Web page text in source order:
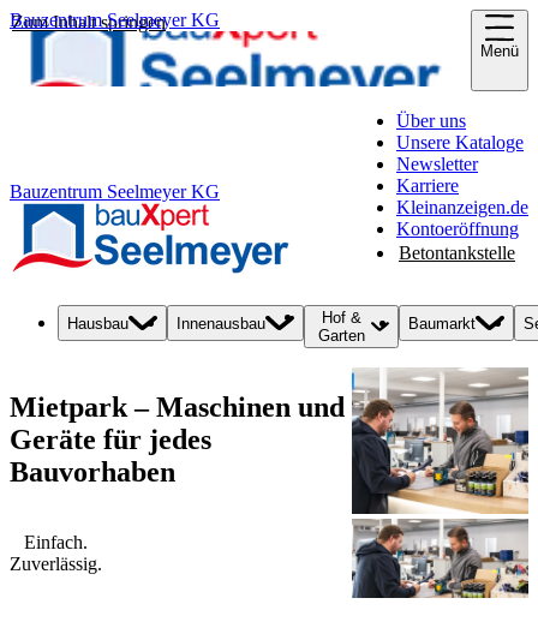
Zum Inhalt springen
Bauzentrum Seelmeyer KG
Menü
Bauzentrum Seelmeyer KG
Über uns
Unsere Kataloge
Newsletter
Karriere
Kleinanzeigen.de
Kontoeröffnung
Betontankstelle
Hausbau Innenausbau
Hof &
Garten
Baumarkt
Mietpark – Maschinen und
Geräte für jedes
Bauvorhaben
Einfach.
Zuverlässig.